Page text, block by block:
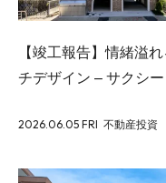
【竣工報告】情緒溢
チデザイン – サクシ
2026.06.05 FRI 不動産投資